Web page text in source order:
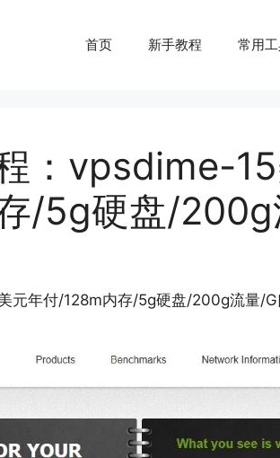
首页 新手教程 常用
：vpsdime-
/5g硬盘/200g
元年付/128m内存/5g硬盘/200g流量/G